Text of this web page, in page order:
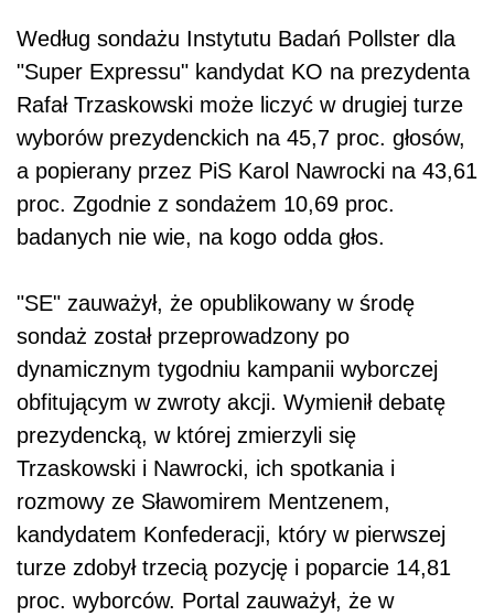
Według sondażu Instytutu Badań Pollster dla
"Super Expressu" kandydat KO na prezydenta
Rafał Trzaskowski może liczyć w drugiej turze
wyborów prezydenckich na 45,7 proc. głosów,
a popierany przez PiS Karol Nawrocki na 43,61
proc. Zgodnie z sondażem 10,69 proc.
badanych nie wie, na kogo odda głos.
"SE" zauważył, że opublikowany w środę
sondaż został przeprowadzony po
dynamicznym tygodniu kampanii wyborczej
obfitującym w zwroty akcji. Wymienił debatę
prezydencką, w której zmierzyli się
Trzaskowski i Nawrocki, ich spotkania i
rozmowy ze Sławomirem Mentzenem,
kandydatem Konfederacji, który w pierwszej
turze zdobył trzecią pozycję i poparcie 14,81
proc. wyborców. Portal zauważył, że w